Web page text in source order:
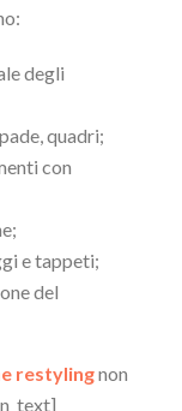
degli
quadri;
con
e tappeti;
del
restylingnon